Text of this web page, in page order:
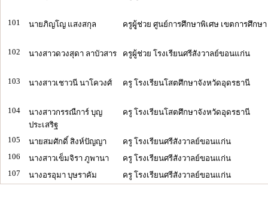
101 นายภิญโญ แสงสกุล ครูผูุ้ช่วย ศูนย์การศึกษาพิเศษ เขตการศึกษ
102 นางสาวดวงสุดา ลาบัวสาร ครูผู้ช่วย โรงเรียนศรีสังวาลย์ขอนแก่น
103 นางสาวเชาวนี นาโควงศ์ ครู โรงเรียนโสตศึกษาจังหวัดอุดรธานี
104
นางสาวกรรณืการ์ บุญ
ประเสริฐ
ครู โรงเรียนโสตศึกษาจังหวัดอุดรธานี
105 นายสมศักดิ์ สิงห์ปัญญา
ครู โรงเรียนศรีสังวาลย์ขอนแก่น
106
นางสาวเข็มจิรา ภูพานา
ครู โรงเรียนศรีสังวาลย์ขอนแก่น
107
นางอรอุมา บุษราคัม ครู โรงเรียนศรีสังวาลย์ขอนแก่น